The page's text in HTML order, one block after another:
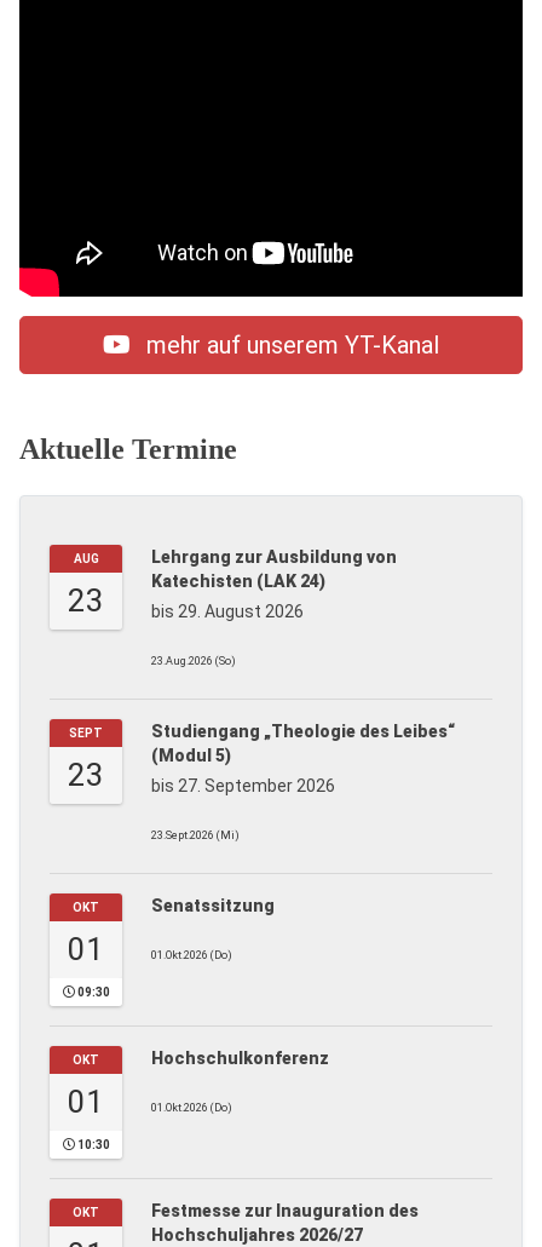
mehr auf unserem YT-Kanal
Aktuelle Termine
AUG
23
Lehrgang zur Ausbildung von
Katechisten (LAK 24)
bis 29. August 2026
23.Aug.2026 (So)
SEPT
23
Studiengang „Theologie des Leibes“
(Modul 5)
bis 27. September 2026
23.Sept.2026 (Mi)
OKT
01
09:30
Senatssitzung
01.Okt.2026 (Do)
OKT
01
10:30
Hochschulkonferenz
01.Okt.2026 (Do)
OKT
Festmesse zur Inauguration des
Hochschuljahres 2026/27